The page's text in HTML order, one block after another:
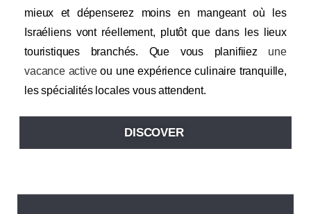
mieux et dépenserez moins en mangeant où les
Israéliens vont réellement, plutôt que dans les lieux
touristiques branchés. Que vous planifiiez une
vacance activeou une expérience culinaire tranquille,
les spécialités locales vous attendent.
DISCOVER